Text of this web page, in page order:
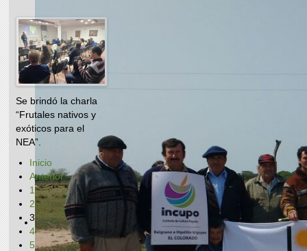
Se brindó la charla
“Frutales nativos y
exóticos para el
NEA”.
Inicio
Anterior
1
2
3
4
5